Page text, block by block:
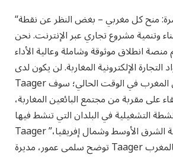
“مهمتنا واضحة ومباشرة: منح كل مغربي – بغض النظر عن نقطة
وتنمية مشروع تجاري عبر الإنترنت. نحن
انطلاق موثوقة وشاملة وعالية الأداء
الإلكترونية المغاربة. لن يكون لدى
Taager عمليات محلية في المغرب في الوقت الحالي؛ سوف
على مقربة من مجتمع البائعين المغاربة،
التشغيلية في البلدان التي تنشط فيها
Taager حاليًا داخل منطقة الشرق الأوسط وشمال إفريقيا،”